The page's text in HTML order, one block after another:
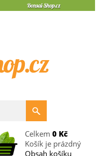
Celkem 0 Kč
Košík je prázdný
Obsah košíku